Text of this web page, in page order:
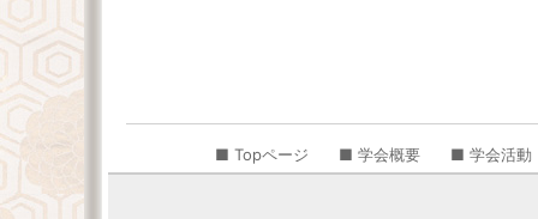
■ Topページ ■ 学会概要 ■ 学会活動